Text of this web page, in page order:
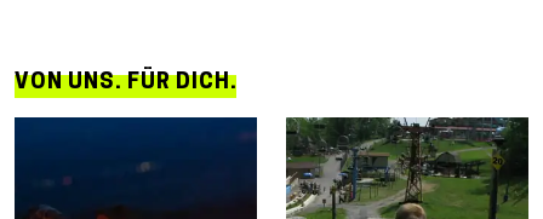
VON UNS. FÜR DICH.